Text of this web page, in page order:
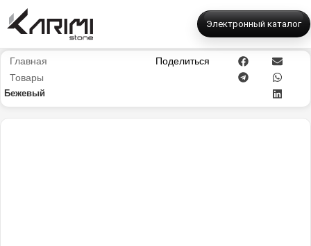
Электронный каталог
Главная
Товары
Бежевый
Поделиться